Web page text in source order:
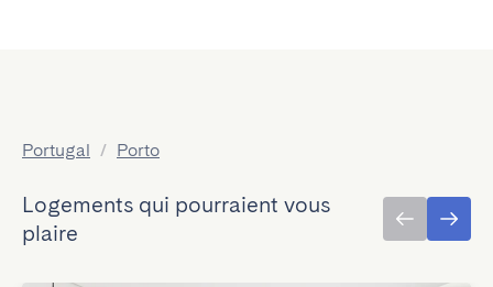
Portugal / Porto
Logements qui pourraient vous
plaire